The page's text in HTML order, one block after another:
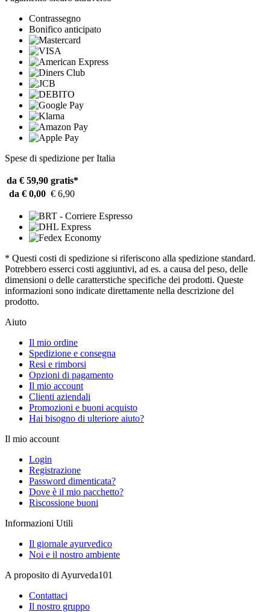
Contrassegno
Bonifico anticipato
Spese di spedizione per Italia
da € 59,90 gratis*
da € 0,00 € 6,90
* Questi costi di spedizione si riferiscono alla spedizione standard.
Potrebbero esserci costi aggiuntivi, ad es. a causa del peso, delle
dimensioni o delle caratterstiche specifiche dei prodotti. Queste
informazioni sono indicate direttamente nella descrizione del
prodotto.
Aiuto
Il mio ordine
Spedizione e consegna
Resi e rimborsi
Opzioni di pagamento
Il mio account
Clienti aziendali
Promozioni e buoni acquisto
Hai bisogno di ulteriore aiuto?
Il mio account
Login
Registrazione
Password dimenticata?
Dove è il mio pacchetto?
Riscossione buoni
Informazioni Utili
Il giornale ayurvedico
Noi e il nostro ambiente
A proposito di Ayurveda101
Contattaci
Il nostro gruppo